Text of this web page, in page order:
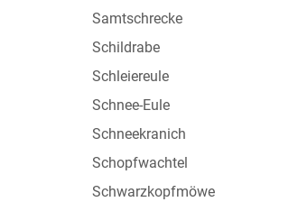
Samtschrecke
Schildrabe
Schleiereule
Schnee-Eule
Schneekranich
Schopfwachtel
Schwarzkopfmöwe